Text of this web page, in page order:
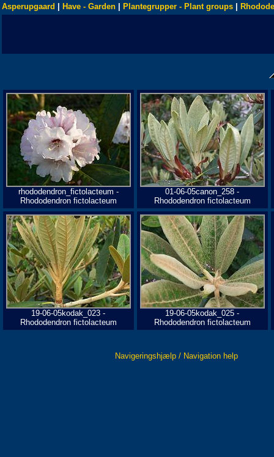
Asperupgaard Have - Garden Plantegrupper - Plant groups
rhododendron_fictolacteum -
Rhododendron fictolacteum
01-06-05canon_258 -
Rhododendron fictolacteum
19-06-05kodak_023 -
Rhododendron fictolacteum
19-06-05kodak_025 -
Rhododendron fictolacteum
Navigeringshjælp / Navigation help